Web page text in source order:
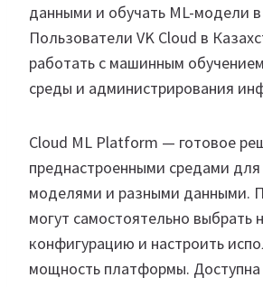
данными и обучать ML-модели
Пользователи VK Cloud в
работать с машинным
среды и администрирования
Cloud ML Platform — готовое
преднастроенными средами
моделями и разными данными.
могут самостоятельно выбрать
конфигурацию и настроить
мощность платформы. Доступна